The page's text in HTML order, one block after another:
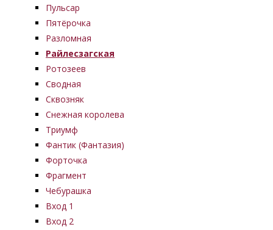
Пульсар
Пятёрочка
Разломная
Райлесзагская
Ротозеев
Сводная
Сквозняк
Снежная королева
Триумф
Фантик (Фантазия)
Форточка
Фрагмент
Чебурашка
Вход 1
Вход 2